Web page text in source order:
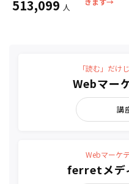
513,099 人
「読む」だけ
Webマー
講
Webマーケ
ferretメデ